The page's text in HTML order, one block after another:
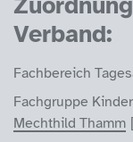
Verband:
Fachbereich
Fachgruppe
Mechthild Thamm